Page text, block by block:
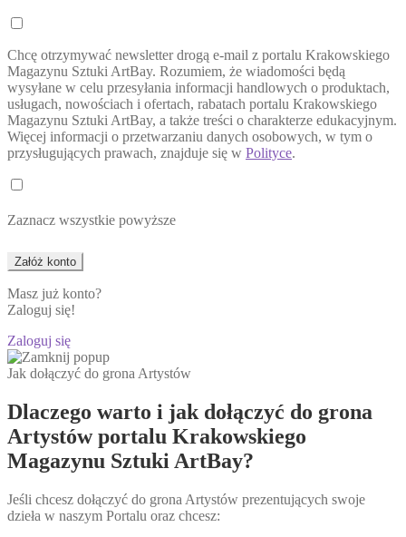
Chcę otrzymywać newsletter drogą e-mail z portalu Krakowskiego
Magazynu Sztuki ArtBay. Rozumiem, że wiadomości będą
wysyłane w celu przesyłania informacji handlowych o produktach,
usługach, nowościach i ofertach, rabatach portalu Krakowskiego
Magazynu Sztuki ArtBay, a także treści o charakterze edukacyjnym.
Więcej informacji o przetwarzaniu danych osobowych, w tym o
przysługujących prawach, znajduje się w Polityce.
Zaznacz wszystkie powyższe
Masz już konto?
Zaloguj się!
Zaloguj się
Jak dołączyć do grona Artystów
Dlaczego warto i jak dołączyć do grona
Artystów portalu Krakowskiego
Magazynu Sztuki ArtBay?
Jeśli chcesz dołączyć do grona Artystów prezentujących swoje
dzieła w naszym Portalu oraz chcesz: